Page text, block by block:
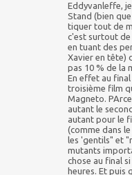
Eddyvanleffe,
Stand (bien
tiquer tout de
c'est surtout
en tuant des
Xavier en tête)
pas 10 % de la
En effet au
troisième film
Magneto.
autant le
autant pour le
(comme dans
les 'gentils" et
mutants
chose au final
heures. Et puis